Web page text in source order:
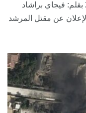
بيبلزديساتش/ مدار: 01 آذار/ مارس 2026 بقلم: فيجاي براشاد
عن مقتل المرشد